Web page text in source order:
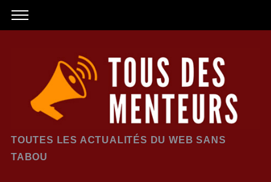
TOUTES LES ACTUALITÉS DU WEB SANS
TABOU